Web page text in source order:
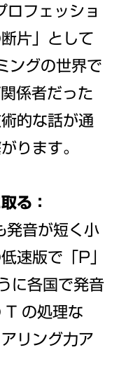
ロフェッショ
片」として
ングの世界で
係者だった
的な話が通
ります。
る：
音が短く小
速版で「P」
に各国で発音
T の処理な
リング力ア